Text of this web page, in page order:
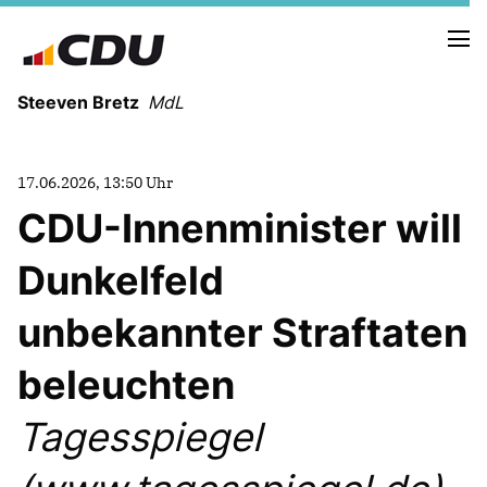
Steeven Bretz MdL
WAHLKREISBESUCHE
PRESSEFOTOS
MEIN BÜRGERBÜRO
MEIN WAHLKREIS
ZIELE
Redebeiträge
17.06.2026, 13:50 Uhr
CDU-Innenminister will
Dunkelfeld
unbekannter Straftaten
beleuchten
Tagesspiegel